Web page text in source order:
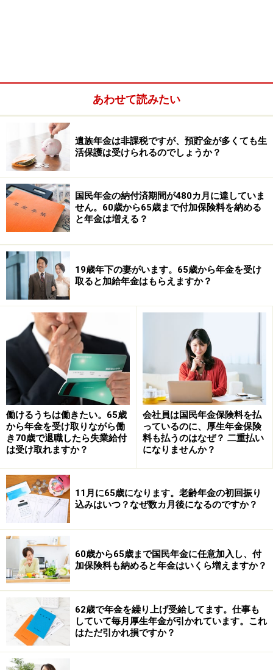
A：国民年金基金の受給額は、遺族厚生年金
からマイナスされません
夫に万一のことがあり死亡した場合の遺族厚生年金につ
いて知りたいとのこと。相談者「黄緑」さんが65歳にな
る前は、夫の老齢厚生年金（報酬比例部分）の4分の3が
遺族厚生年金としてもらえ、さらに中高齢寡婦加算が支
給されます。
「黄緑」さんが65歳以降は、夫の厚生年金加入記録に基
づく遺族厚生年金の金額から、「黄緑」さんの老齢厚生
年金の金額を引いた差額分が遺族厚生年金として支給さ
れます。つまり、老齢基礎年金（国民年金）＋国民年金
基金（私的年金）＋（夫の遺族厚生年金－自分の老齢厚
生年金）が支給されることになります。
遺族厚生年金の金額からマイナスされるのは、「黄緑」
さんの老齢厚生年金の金額のみとなります。国民年金基
金（※1）は遺族厚生年金からマイナスされません。
※1「国民年金基金」とは、自営業者など（国民年金の第
あわせて読みたい
遺族年金は非課税ですが、預貯金が多くても生
活保護は受けられるのでしょうか？
国民年金の納付済期間が480カ月に達していま
せん。60歳から65歳まで付加保険料を納める
と年金は増える？
19歳年下の妻がいます。65歳から年金を受け
取ると加給年金はもらえますか？
働けるうちは働きたい。65歳
から年金を受け取りながら働
き70歳で退職したら失業給付
は受け取れますか？
会社員は国民年金保険料を払
っているのに、厚生年金保険
料も払うのはなぜ？ 二重払い
になりませんか？
11月に65歳になります。老齢年金の初回振り
込みはいつ？なぜ数カ月後になるのですか？
60歳から65歳まで国民年金に任意加入し、付
加保険料も納めると年金はいくら増えますか？
62歳で年金を繰り上げ受給してます。仕事も
していて毎月厚生年金が引かれています。これ
はただ引かれ損ですか？